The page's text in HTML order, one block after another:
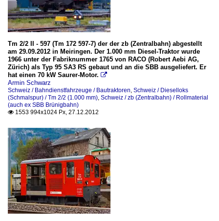
Tm 2/2 II - 597 (Tm 172 597-7) der der zb (Zentralbahn) abgestellt
am 29.09.2012 in Meiringen. Der 1.000 mm Diesel-Traktor wurde
1966 unter der Fabriknummer 1765 von RACO (Robert Aebi AG,
Zürich) als Typ 95 SA3 RS gebaut und an die SBB ausgeliefert. Er
hat einen 70 kW Saurer-Motor. 
Armin Schwarz
Schweiz / Bahndienstfahrzeuge / Bautraktoren, Schweiz / Dieselloks
(Schmalspur) / Tm 2/2 (1.000 mm), Schweiz / zb (Zentralbahn) / Rollmaterial
(auch ex SBB Brünigbahn)
 1553 994x1024 Px, 27.12.2012